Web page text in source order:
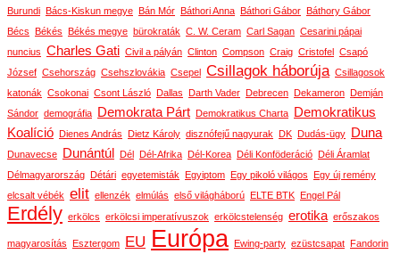
Burundi Bács-Kiskun megye Bán Mór Báthori Anna Báthori Gábor Báthory Gábor
Bécs Békés Békés megye bürokraták C. W. Ceram Carl Sagan Cesarini pápai
nuncius Charles Gati Civil a pályán Clinton Compson Craig Cristofel Csapó
József Csehország Csehszlovákia Csepel Csillagok háborúja Csillagosok
katonák Csokonai Csont László Dallas Darth Vader Debrecen Dekameron Demján
Sándor demográfia Demokrata Párt Demokratikus Charta
Demokratikus
Koalíció Dienes András Dietz Károly disznófejű nagyurak DK Dudás-ügy Duna
Dunavecse Dunántúl Dél Dél-Afrika Dél-Korea Déli Konföderáció Déli Áramlat
Délmagyarország Détári egyetemisták Egyiptom Egy pikoló világos Egy új remény
elcsalt vébék elit ellenzék elmúlás első világháború ELTE BTK Engel Pál
Erdély erkölcs erkölcsi imperatívuszok erkölcstelenség erotika erőszakos
magyarosítás Esztergom EU Európa Ewing-party ezüstcsapat Fandorin